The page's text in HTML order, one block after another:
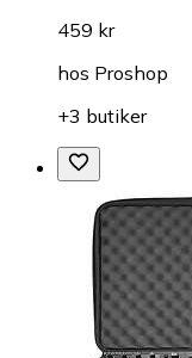
459 kr
hos Proshop
+3 butiker